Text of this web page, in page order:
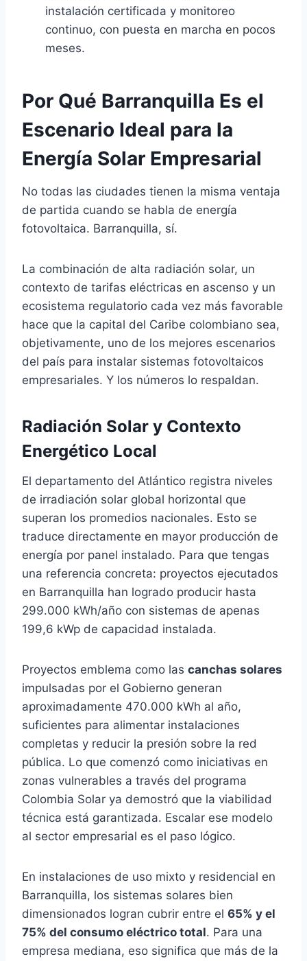
instalación certificada y monitoreo
continuo, con puesta en marcha en pocos
meses.
Por Qué Barranquilla Es el
Escenario Ideal para la
Energía Solar Empresarial
No todas las ciudades tienen la misma ventaja
de partida cuando se habla de energía
fotovoltaica. Barranquilla, sí.
La combinación de alta radiación solar, un
contexto de tarifas eléctricas en ascenso y un
ecosistema regulatorio cada vez más favorable
hace que la capital del Caribe colombiano sea,
objetivamente, uno de los mejores escenarios
del país para instalar sistemas fotovoltaicos
empresariales. Y los números lo respaldan.
Radiación Solar y Contexto
Energético Local
El departamento del Atlántico registra niveles
de irradiación solar global horizontal que
superan los promedios nacionales. Esto se
traduce directamente en mayor producción de
energía por panel instalado. Para que tengas
una referencia concreta: proyectos ejecutados
en Barranquilla han logrado producir hasta
299.000 kWh/año con sistemas de apenas
199,6 kWp de capacidad instalada.
Proyectos emblema como las canchas solares
impulsadas por el Gobierno generan
aproximadamente 470.000 kWh al año,
suficientes para alimentar instalaciones
completas y reducir la presión sobre la red
pública. Lo que comenzó como iniciativas en
zonas vulnerables a través del programa
Colombia Solar ya demostró que la viabilidad
técnica está garantizada. Escalar ese modelo
al sector empresarial es el paso lógico.
En instalaciones de uso mixto y residencial en
Barranquilla, los sistemas solares bien
dimensionados logran cubrir entre el 65% y el
75% del consumo eléctrico total. Para una
empresa mediana, eso significa que más de la